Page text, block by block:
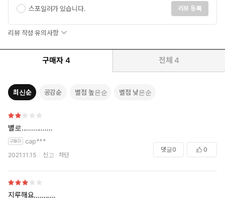
스포일러가 있습니다. 리뷰 등록
리뷰 작성 유의사항
구매자 4 전체 4
최신순 공감순 별점 높은순 별점 낮은순
별로................
cap***
2021.11.15 신고 차단
댓글0 0
지루해요,,,,,,,,,,,